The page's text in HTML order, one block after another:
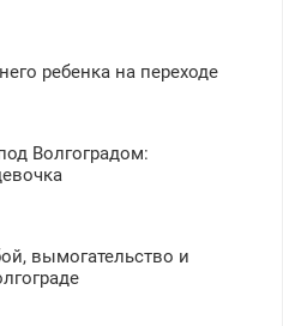
ребенка на переходе
Волгоградом:
вымогательство и